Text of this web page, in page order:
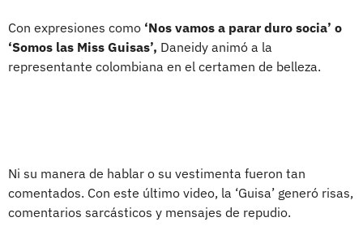
Con expresiones como ‘Nos vamos a parar duro socia’ o
‘Somos las Miss Guisas’, Daneidy animó a la
representante colombiana en el certamen de belleza.
Ni su manera de hablar o su vestimenta fueron tan
comentados. Con este último video, la ‘Guisa’ generó risas,
comentarios sarcásticos y mensajes de repudio.